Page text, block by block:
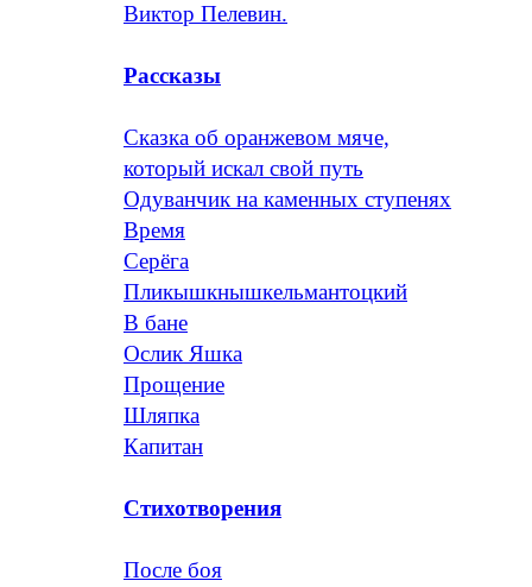
Виктор Пелевин.
Рассказы
Сказка об оранжевом мяче,
который искал свой путь
Одуванчик на каменных ступенях
Время
Серёга
Пликышкнышкельмантоцкий
В бане
Ослик Яшка
Прощение
Шляпка
Капитан
Стихотворения
После боя